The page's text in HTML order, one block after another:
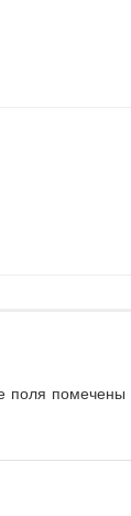
поля помечены